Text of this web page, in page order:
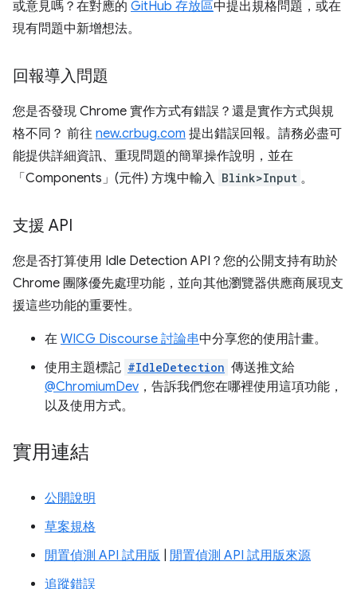
或意見嗎？在對應的 GitHub 存放區中提出規格問題，或在
現有問題中新增想法。
回報導入問題
您是否發現 Chrome 實作方式有錯誤？還是實作方式與規
格不同？ 前往 new.crbug.com 提出錯誤回報。請務必盡可
能提供詳細資訊、重現問題的簡單操作說明，並在
「Components」(元件) 方塊中輸入 Blink>Input 。
支援 API
您是否打算使用 Idle Detection API？您的公開支持有助於
Chrome 團隊優先處理功能，並向其他瀏覽器供應商展現支
援這些功能的重要性。
在 WICG Discourse 討論串中分享您的使用計畫。
使用主題標記 #IdleDetection 傳送推文給
@ChromiumDev ，告訴我們您在哪裡使用這項功能，
以及使用方式。
實用連結
公開說明
草案規格
閒置偵測 API 試用版
閒置偵測 API 試用版來源
追蹤錯誤